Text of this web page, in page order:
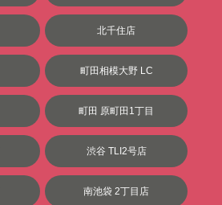
北千住店
町田相模大野 LC
町田 原町田1丁目
渋谷 TLI2号店
南池袋 2丁目店